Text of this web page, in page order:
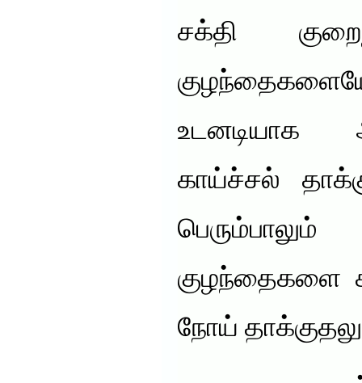
சக்தி
உடனடியாக
காய்ச்சல்
குழந்தைகளை
நோய்